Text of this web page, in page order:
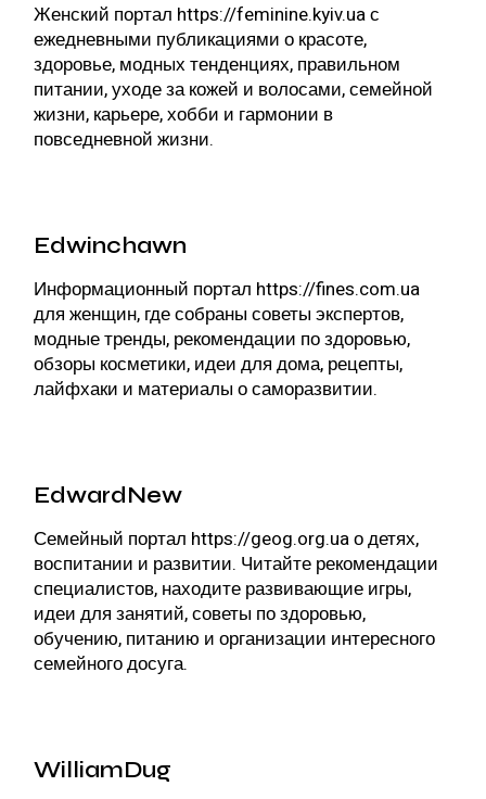
Женский портал https://feminine.kyiv.uaс
ежедневными публикациями о красоте,
здоровье, модных тенденциях, правильном
питании, уходе за кожей и волосами, семейной
жизни, карьере, хобби и гармонии в
повседневной жизни.
Edwinchawn
Информационный портал https://fines.com.ua
для женщин, где собраны советы экспертов,
модные тренды, рекомендации по здоровью,
обзоры косметики, идеи для дома, рецепты,
лайфхаки и материалы о саморазвитии.
EdwardNew
Семейный портал https://geog.org.uaо детях,
воспитании и развитии. Читайте рекомендации
специалистов, находите развивающие игры,
идеи для занятий, советы по здоровью,
обучению, питанию и организации интересного
семейного досуга.
WilliamDug